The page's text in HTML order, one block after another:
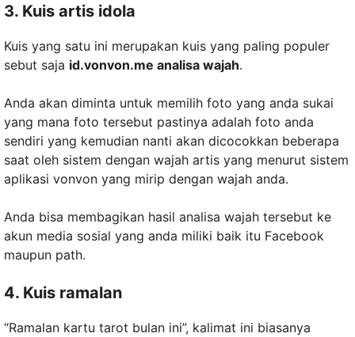
3. Kuis artis idola
Kuis yang satu ini merupakan kuis yang paling populer
sebut saja id.vonvon.me analisa wajah.
Anda akan diminta untuk memilih foto yang anda sukai
yang mana foto tersebut pastinya adalah foto anda
sendiri yang kemudian nanti akan dicocokkan beberapa
saat oleh sistem dengan wajah artis yang menurut sistem
aplikasi vonvon yang mirip dengan wajah anda.
Anda bisa membagikan hasil analisa wajah tersebut ke
akun media sosial yang anda miliki baik itu Facebook
maupun path.
4. Kuis ramalan
“Ramalan kartu tarot bulan ini”, kalimat ini biasanya